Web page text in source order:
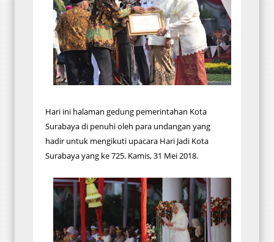
Hari ini halaman gedung pemerintahan Kota
Surabaya di penuhi oleh para undangan yang
hadir untuk mengikuti upacara Hari Jadi Kota
Surabaya yang ke 725. Kamis, 31 Mei 2018.